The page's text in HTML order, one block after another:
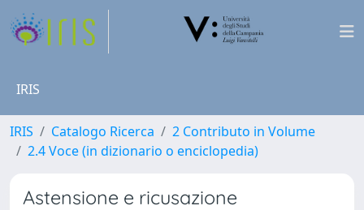
IRIS
IRIS Catalogo Ricerca
2 Contributo in Volume
2.4 Voce (in dizionario o enciclopedia)
Astensione e ricusazione